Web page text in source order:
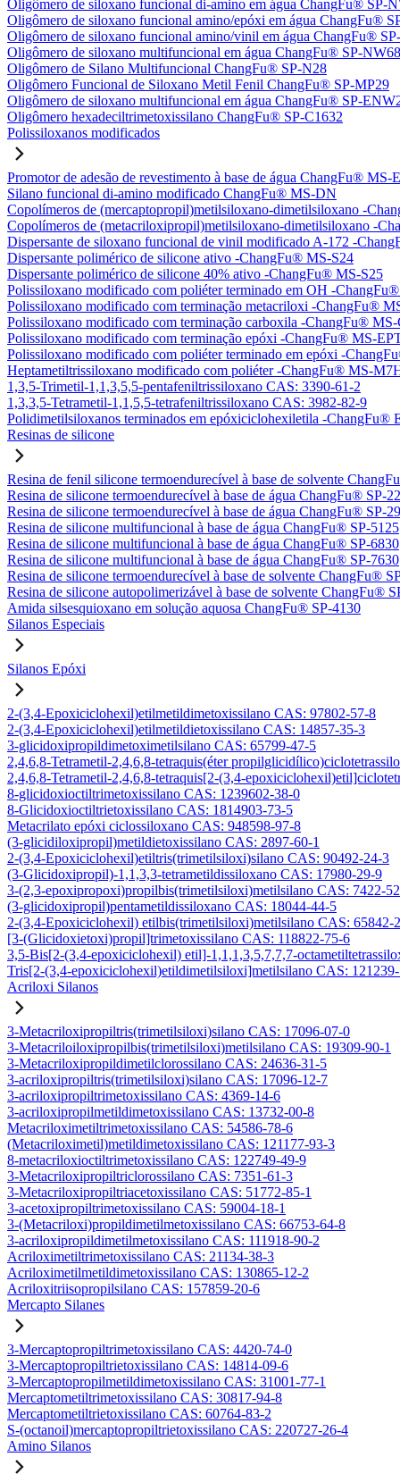
Oligômero de siloxano funcional di-amino em água ChangFu® SP-
Oligômero de siloxano funcional amino/epóxi em água ChangFu®
Oligômero de siloxano funcional amino/vinil em água ChangFu®
Oligômero de siloxano multifuncional em água ChangFu® SP-NW68
Oligômero de Silano Multifuncional ChangFu® SP-N28
Oligômero Funcional de Siloxano Metil Fenil ChangFu® SP-MP29
Oligômero de siloxano multifuncional em água ChangFu® SP-
Oligômero hexadeciltrimetoxissilano ChangFu® SP-C1632
Polissiloxanos modificados
Promotor de adesão de revestimento à base de água ChangFu® MS-
Silano funcional di-amino modificado ChangFu® MS-DN
Copolímeros de (mercaptopropil)metilsiloxano-dimetilsiloxano -
Copolímeros de (metacriloxipropil)metilsiloxano-dimetilsiloxano -
Dispersante de siloxano funcional de vinil modificado A-172 -
Dispersante polimérico de silicone ativo -ChangFu® MS-S24
Dispersante polimérico de silicone 40% ativo -ChangFu® MS-S25
Polissiloxano modificado com poliéter terminado em OH -
Polissiloxano modificado com terminação metacriloxi -ChangFu®
Polissiloxano modificado com terminação carboxila -ChangFu®
Polissiloxano modificado com terminação epóxi -ChangFu® MS-
Polissiloxano modificado com poliéter terminado em epóxi -
Heptametiltrissiloxano modificado com poliéter -ChangFu® MS-
1,3,5-Trimetil-1,1,3,5,5-pentafeniltrissiloxano CAS: 3390-61-2
1,3,3,5-Tetrametil-1,1,5,5-tetrafeniltrissiloxano CAS: 3982-82-9
Polidimetilsiloxanos terminados em epóxiciclohexiletila -ChangFu®
Resinas de silicone
Resina de fenil silicone termoendurecível à base de solvente
Resina de silicone termoendurecível à base de água ChangFu® SP-
Resina de silicone termoendurecível à base de água ChangFu® SP-
Resina de silicone multifuncional à base de água ChangFu® SP-5125
Resina de silicone multifuncional à base de água ChangFu® SP-6830
Resina de silicone multifuncional à base de água ChangFu® SP-7630
Resina de silicone termoendurecível à base de solvente ChangFu®
Resina de silicone autopolimerizável à base de solvente ChangFu®
Amida silsesquioxano em solução aquosa ChangFu® SP-4130
Silanos Especiais
Silanos Epóxi
2-(3,4-Epoxiciclohexil)etilmetildimetoxissilano CAS: 97802-57-8
2-(3,4-Epoxiciclohexil)etilmetildietoxissilano CAS: 14857-35-3
3-glicidoxipropildimetoximetilsilano CAS: 65799-47-5
2,4,6,8-Tetrametil-2,4,6,8-tetraquis(éter
2,4,6,8-Tetrametil-2,4,6,8-tetraquis[2-(3,4-
8-glicidoxioctiltrimetoxissilano CAS: 1239602-38-0
8-Glicidoxioctiltrietoxissilano CAS: 1814903-73-5
Metacrilato epóxi ciclossiloxano CAS: 948598-97-8
(3-glicidiloxipropil)metildietoxissilano CAS: 2897-60-1
2-(3,4-Epoxiciclohexil)etiltris(trimetilsiloxi)silano CAS: 90492-24-3
(3-Glicidoxipropil)-1,1,3,3-tetrametildissiloxano CAS: 17980-29-9
3-(2,3-epoxipropoxi)propilbis(trimetilsiloxi)metilsilano CAS: 7422-
(3-glicidoxipropil)pentametildissiloxano CAS: 18044-44-5
2-(3,4-Epoxiciclohexil) etilbis(trimetilsiloxi)metilsilano CAS: 65842-
[3-(Glicidoxietoxi)propil]trimetoxissilano CAS: 118822-75-6
3,5-Bis[2-(3,4-epoxiciclohexil) etil]-1,1,1,3,5,7,7,7-
Tris[2-(3,4-epoxiciclohexil)etildimetilsiloxi]metilsilano CAS:
Acriloxi Silanos
3-Metacriloxipropiltris(trimetilsiloxi)silano CAS: 17096-07-0
3-Metacriloiloxipropilbis(trimetilsiloxi)metilsilano CAS: 19309-90-1
3-Metacriloxipropildimetilclorossilano CAS: 24636-31-5
3-acriloxipropiltris(trimetilsiloxi)silano CAS: 17096-12-7
3-acriloxipropiltrimetoxissilano CAS: 4369-14-6
3-acriloxipropilmetildimetoxissilano CAS: 13732-00-8
Metacriloximetiltrimetoxissilano CAS: 54586-78-6
(Metacriloximetil)metildimetoxissilano CAS: 121177-93-3
8-metacriloxioctiltrimetoxissilano CAS: 122749-49-9
3-Metacriloxipropiltriclorossilano CAS: 7351-61-3
3-Metacriloxipropiltriacetoxissilano CAS: 51772-85-1
3-acetoxipropiltrimetoxissilano CAS: 59004-18-1
3-(Metacriloxi)propildimetilmetoxissilano CAS: 66753-64-8
3-acriloxipropildimetilmetoxissilano CAS: 111918-90-2
Acriloximetiltrimetoxissilano CAS: 21134-38-3
Acriloximetilmetildimetoxissilano CAS: 130865-12-2
Acriloxitriisopropilsilano CAS: 157859-20-6
Mercapto Silanes
3-Mercaptopropiltrimetoxissilano CAS: 4420-74-0
3-Mercaptopropiltrietoxissilano CAS: 14814-09-6
3-Mercaptopropilmetildimetoxissilano CAS: 31001-77-1
Mercaptometiltrimetoxissilano CAS: 30817-94-8
Mercaptometiltrietoxissilano CAS: 60764-83-2
S-(octanoil)mercaptopropiltrietoxissilano CAS: 220727-26-4
Amino Silanos